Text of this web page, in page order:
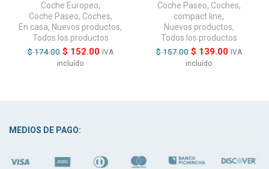
Coche Europeo,
Coche Paseo, Coches,
En casa, Nuevos productos,
Todos los productos
$174.00 $ 152.00 IVA
incluído
Coche Paseo, Coches,
compact line,
Nuevos productos,
Todos los productos
$157.00 $ 139.00 IVA
incluído
MEDIOS DE PAGO: